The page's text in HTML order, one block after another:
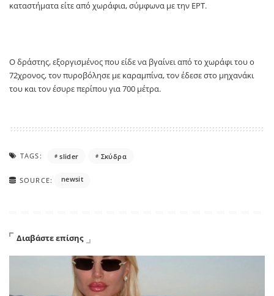
καταστήματα είτε από χωράφια, σύμφωνα με την ΕΡΤ.
Ο δράστης, εξοργισμένος που είδε να βγαίνει από το χωράφι του ο
72χρονος, τον πυροβόλησε με καραμπίνα, τον έδεσε στο μηχανάκι
του και τον έσυρε περίπου για 700 μέτρα.
TAGS: slider Σκύδρα
SOURCE: newsit
Διαβάστε επίσης